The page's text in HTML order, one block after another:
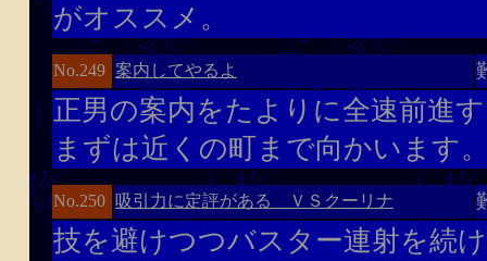
がオススメ。
No.249 案内してやるよ
正男の案内をたよりに全速前進
まずは近くの町まで向かいます
No.250 吸引力に定評がある ＶＳクーリナ
技を避けつつバスター連射を続